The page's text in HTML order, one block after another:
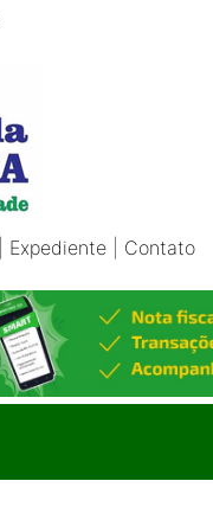
Expediente Contato